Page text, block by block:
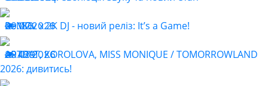
29.07.2026
186
ReMOv x 2K DJ - новий реліз: It’s a Game!
29.07.2026
429
ARTBAT, KOROLOVA, MISS MONIQUE / TOMORROWLAND
2026: дивитись!